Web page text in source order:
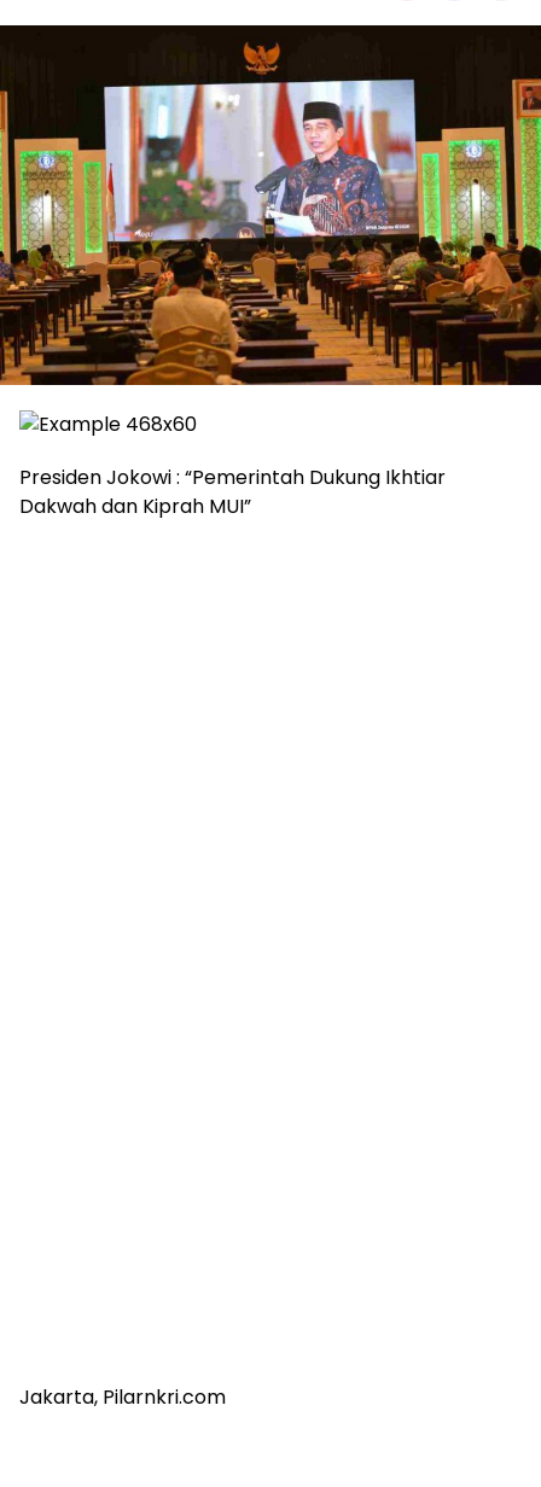
Presiden Jokowi : “Pemerintah Dukung Ikhtiar
Dakwah dan Kiprah MUI”
Jakarta, Pilarnkri.com